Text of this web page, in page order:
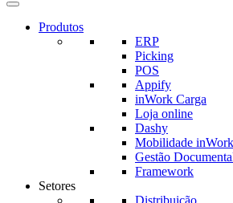
Produtos
ERP
Picking
POS
Appify
inWork Carga
Loja online
Dashy
Mobilidade inWork
Gestão
Framework
Setores
Distribuição